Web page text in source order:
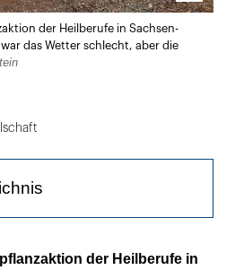
Lightbox
der Heilberufe in Sachsen-
das Wetter schlecht, aber die
erschwerten Bedingungen
der Heilberufe in